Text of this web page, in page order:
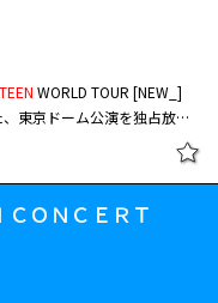
WORLD TOUR [NEW_]
東京ドーム公演を独占放送
ＣＯＮＣＥＲＴ